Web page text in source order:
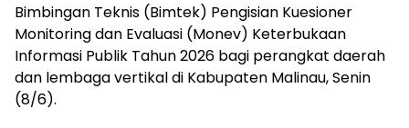
Bimbingan Teknis (Bimtek) Pengisian Kuesioner
Monitoring dan Evaluasi (Monev) Keterbukaan
Informasi Publik Tahun 2026 bagi perangkat daerah
dan lembaga vertikal di Kabupaten Malinau, Senin
(8/6).